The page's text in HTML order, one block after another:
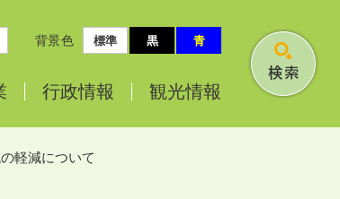
背景色 標準 黒 青
行政情報 観光情報
検
軽減について